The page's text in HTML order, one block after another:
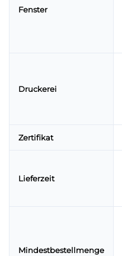
Fenster
Druckerei
Zertifikat
Lieferzeit
Mindestbestellmenge